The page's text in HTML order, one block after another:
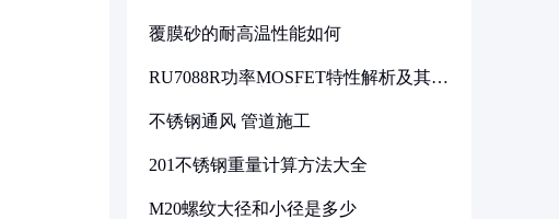
覆膜砂的耐高温性能如何
RU7088R功率MOSFET特性解析及其在
不锈钢通风 管道施工
201不锈钢重量计算方法大全
M20螺纹大径和小径是多少